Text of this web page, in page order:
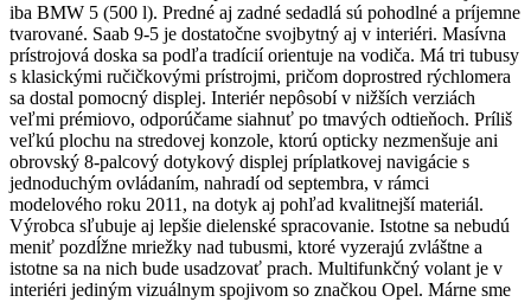
iba BMW 5 (500 l). Predné aj zadné sedadlá sú pohodlné a príjemne
tvarované. Saab 9-5 je dostatočne svojbytný aj v interiéri. Masívna
prístrojová doska sa podľa tradícií orientuje na vodiča. Má tri tubusy
s klasickými ručičkovými prístrojmi, pričom doprostred rýchlomera
sa dostal pomocný displej. Interiér nepôsobí v nižších verziách
veľmi prémiovo, odporúčame siahnuť po tmavých odtieňoch. Príliš
veľkú plochu na stredovej konzole, ktorú opticky nezmenšuje ani
obrovský 8-palcový dotykový displej príplatkovej navigácie s
jednoduchým ovládaním, nahradí od septembra, v rámci
modelového roku 2011, na dotyk aj pohľad kvalitnejší materiál.
Výrobca sľubuje aj lepšie dielenské spracovanie. Istotne sa nebudú
meniť pozdĺžne mriežky nad tubusmi, ktoré vyzerajú zvláštne a
istotne sa na nich bude usadzovať prach. Multifunkčný volant je v
interiéri jediným vizuálnym spojivom so značkou Opel. Márne sme